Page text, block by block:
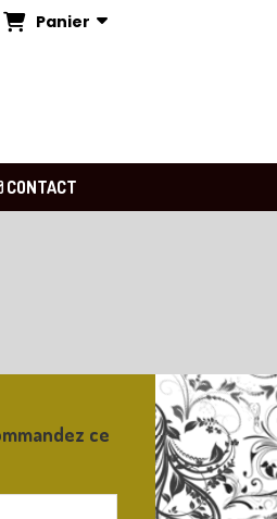
Panier
CONTACT
ce